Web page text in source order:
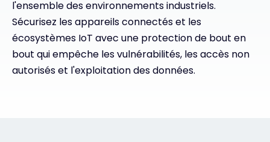
l'ensemble des environnements industriels.
Sécurisez les appareils connectés et les
écosystèmes IoT avec une protection de bout en
bout qui empêche les vulnérabilités, les accès non
autorisés et l'exploitation des données.